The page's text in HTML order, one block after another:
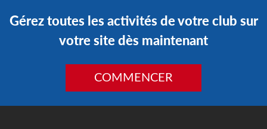
Gérez toutes les activités de votre club sur
votre site dès maintenant
COMMENCER